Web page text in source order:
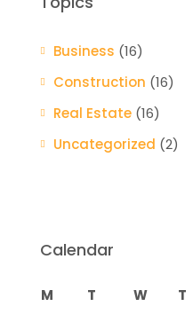
Business (16)
Construction (16)
Real Estate (16)
Uncategorized (2)
Calendar
M T W T